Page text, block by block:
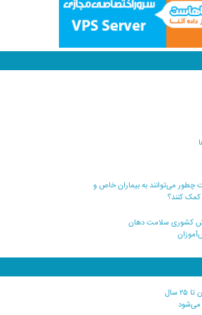
چطور می‌توانند به بیماران خاص و
کنند؟
کشوری سلامت دهان
ابتلا به سرطان تا ۲۵ سال
می‌شود